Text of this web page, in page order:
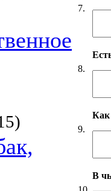
7.
8.
9.
Как
В